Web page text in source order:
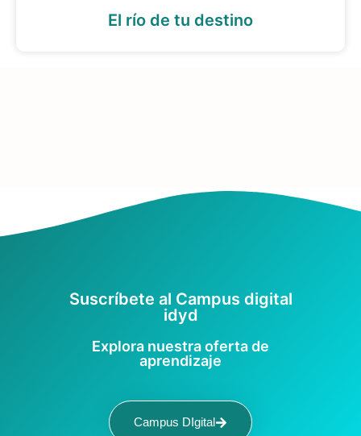
El río de tu destino
Suscríbete al Campus digital
idyd
Explora nuestra oferta de
aprendizaje
Campus DIgital